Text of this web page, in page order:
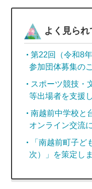
よく見ら
第22回（令和8
参加団体募集の
スポーツ競技・
等出場者を支援
南越前中学校と
オンライン交流
「南越前町子
次）」を策定し